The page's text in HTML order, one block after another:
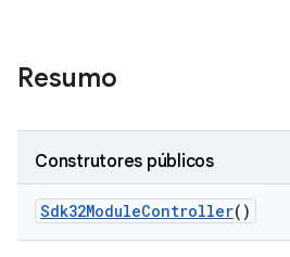
Resumo
Construtores públicos
Sdk32ModuleController()